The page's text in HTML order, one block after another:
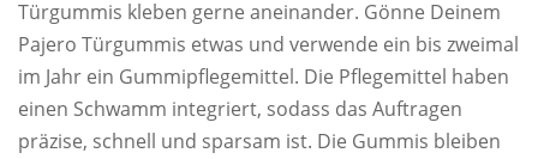
Türgummis kleben gerne aneinander. Gönne Deinem
Pajero Türgummis etwas und verwende ein bis zweimal
im Jahr ein Gummipflegemittel. Die Pflegemittel haben
einen Schwamm integriert, sodass das Auftragen
präzise, schnell und sparsam ist. Die Gummis bleiben